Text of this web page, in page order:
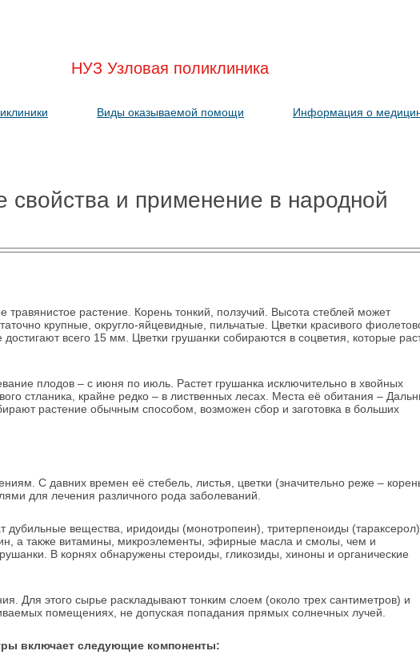
НУЗ Узловая поликлиника
Виды оказываемой помощи Информация о
и применение в народной
травянистое растение. Корень тонкий, ползучий. Высота стеблей может
крупные, округло-яйцевидные, пильчатые. Цветки красивого
всего 15 мм. Цветки грушанки собираются в соцветия, которые
плодов – с июня по июль. Растет грушанка исключительно в хвойных
стланика, крайне редко – в лиственных лесах. Места её обитания –
растение обычным способом, возможен сбор и заготовка в больших
С давних времен её стебель, листья, цветки (значительно реже –
для лечения различного рода заболеваний.
дубильные вещества, иридоиды (монотропеин), тритерпеноиды
а также витамины, микроэлементы, эфирные масла и смолы, чем и
В корнях обнаружены стероиды, гликозиды, хиноны и органические
Для этого сырье раскладывают тонким слоем (около трех сантиметров) и
помещениях, не допуская попадания прямых солнечных лучей.
включает следующие компоненты: